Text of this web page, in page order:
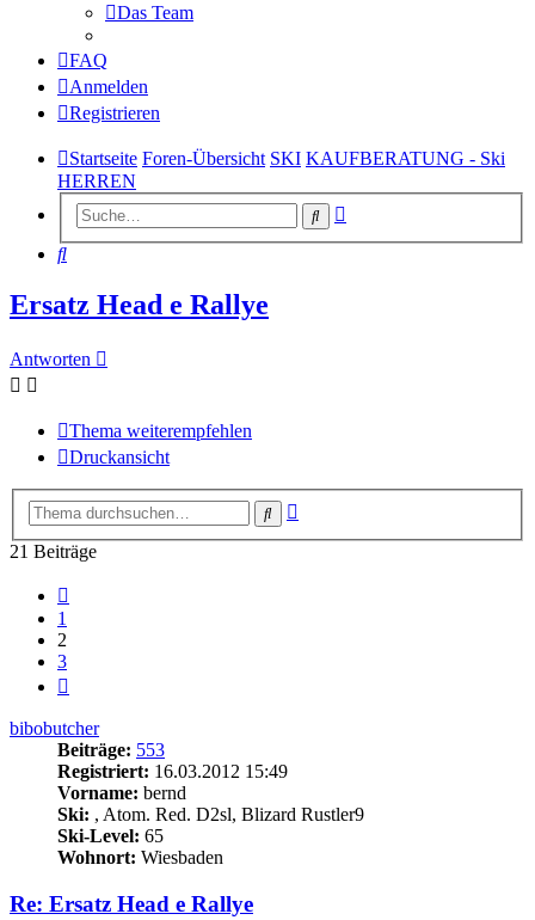
Das Team
FAQ
Anmelden
Registrieren
Startseite Foren-Übersicht SKI KAUFBERATUNG - Ski
HERREN
Suche
Suche
Ersatz Head e Rallye
Antworten
Thema weiterempfehlen
Druckansicht
Suche
21 Beiträge
1
2
3
bibobutcher
Beiträge: 553
Registriert: 16.03.2012 15:49
Vorname: bernd
Ski: , Atom. Red. D2sl, Blizard Rustler9
Ski-Level: 65
Wohnort: Wiesbaden
Re: Ersatz Head e Rallye